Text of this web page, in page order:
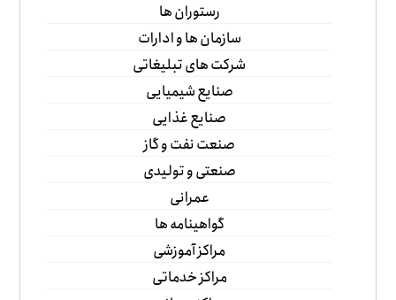
رستوران ها
سازمان ها و ادارات
شرکت های تبلیغاتی
صنایع شیمیایی
صنایع غذایی
صنعت نفت و گاز
صنعتی و تولیدی
عمرانی
گواهینامه ها
مراکز آموزشی
مراکز خدماتی